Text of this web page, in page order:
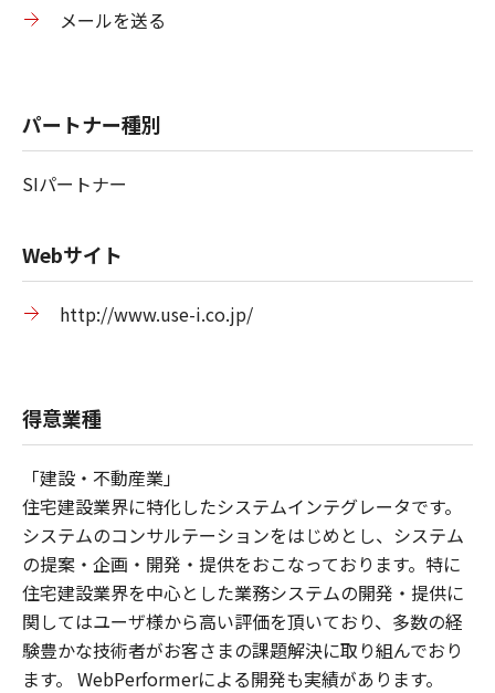
メールを送る
パートナー種別
SIパートナー
Webサイト
http://www.use-i.co.jp/
得意業種
「建設・不動産業」
住宅建設業界に特化したシステムインテグレータです。
システムのコンサルテーションをはじめとし、システム
の提案・企画・開発・提供をおこなっております。特に
住宅建設業界を中心とした業務システムの開発・提供に
関してはユーザ様から高い評価を頂いており、多数の経
験豊かな技術者がお客さまの課題解決に取り組んでおり
ます。 WebPerformerによる開発も実績があります。